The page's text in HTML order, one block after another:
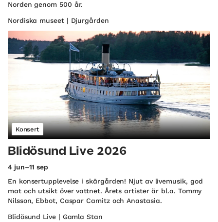
Norden genom 500 år.
Nordiska museet | Djurgården
Konsert
Blidösund Live 2026
4 jun–11 sep
En konsertupplevelse i skärgården! Njut av livemusik, god
mat och utsikt över vattnet. Årets artister är bl.a. Tommy
Nilsson, Ebbot, Caspar Camitz och Anastasia.
Blidösund Live | Gamla Stan